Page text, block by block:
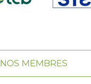
NOS MEMBRES